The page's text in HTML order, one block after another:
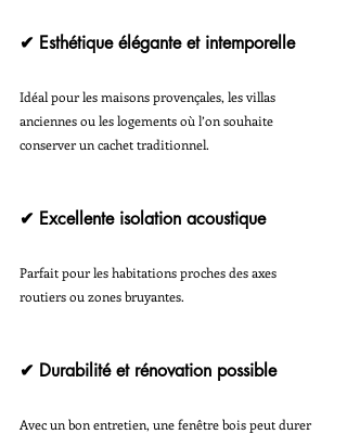
✔ Esthétique élégante et intemporelle
Idéal pour les maisons provençales, les villas
anciennes ou les logements où l’on souhaite
conserver un cachet traditionnel.
✔ Excellente isolation acoustique
Parfait pour les habitations proches des axes
routiers ou zones bruyantes.
✔ Durabilité et rénovation possible
Avec un bon entretien, une fenêtre bois peut durer